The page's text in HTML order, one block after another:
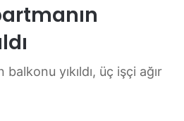
yıkıldı, üç işçi ağır